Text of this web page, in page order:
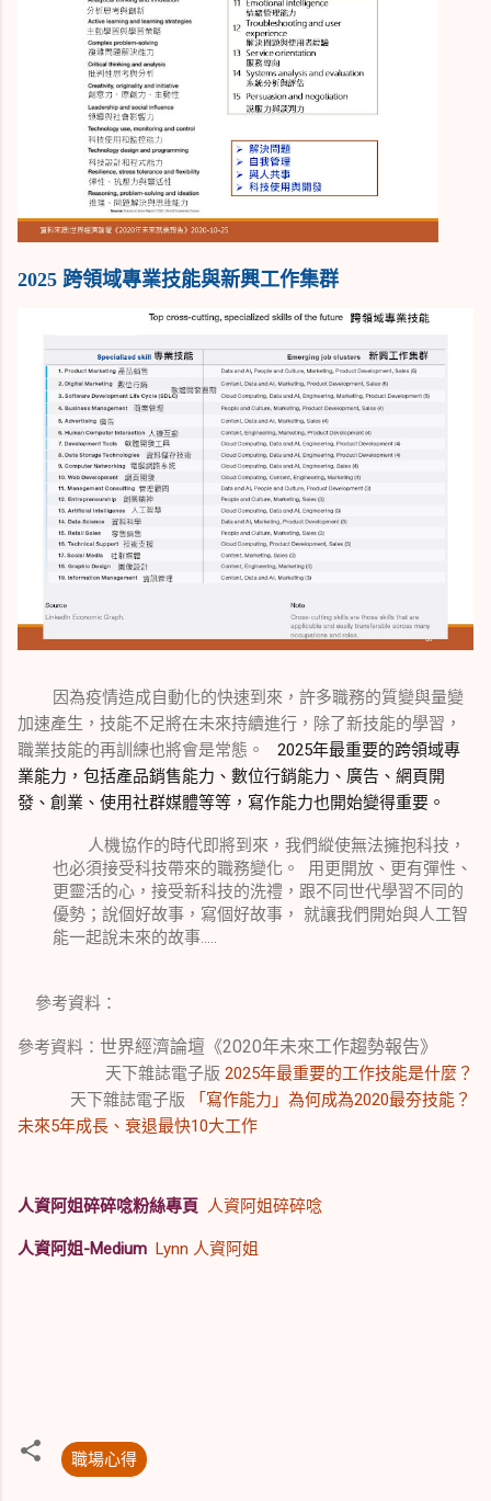
2025 跨領域專業技能與新興工作集群
因為疫情造成自動化的快速到來，許多職務的質變與量變
加速產生，技能不足將在未來持續進行，除了新技能的學習，
職業技能的再訓練也將會是常態。 2025年最重要的跨領域專
業能力，包括產品銷售能力、數位行銷能力、廣告、網頁開
發、創業、使用社群媒體等等，寫作能力也開始變得重要。
人機協作的時代即將到來，我們縱使無法擁抱科技，
也必須接受科技帶來的職務變化。 用更開放、更有彈性、
更靈活的心，接受新科技的洗禮，跟不同世代學習不同的
優勢；說個好故事，寫個好故事， 就讓我們開始與人工智
能一起說未來的故事.....
參考資料：
參考資料： 世界經濟論壇《2020年未來工作趨勢報告》
天下雜誌電子版 2025年最重要的工作技能是什麼？
天下雜誌電子版
「寫作能力」為何成為2020最夯技能？
未來5年成長、衰退最快10大工作
人資阿姐碎碎唸粉絲專頁 人資阿姐碎碎唸
人資阿姐-Medium Lynn 人資阿姐
職場心得